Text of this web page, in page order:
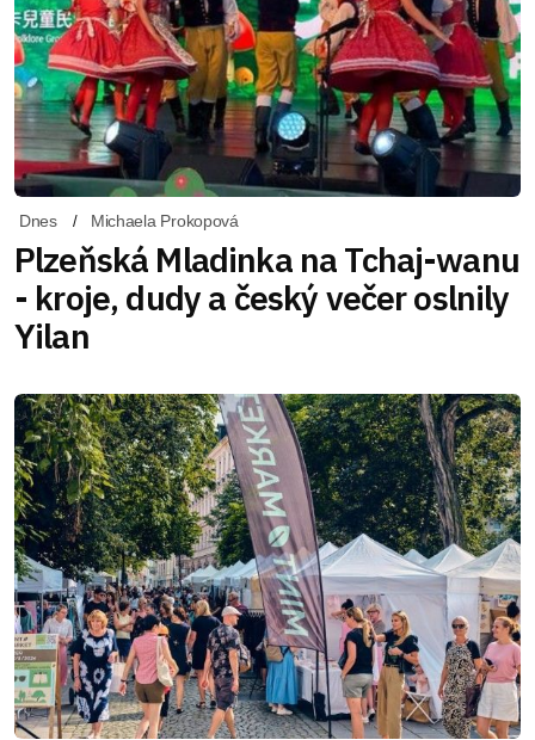
Dnes Michaela Prokopová
Plzeňská Mladinka na Tchaj-wanu
- kroje, dudy a český večer oslnily
Yilan